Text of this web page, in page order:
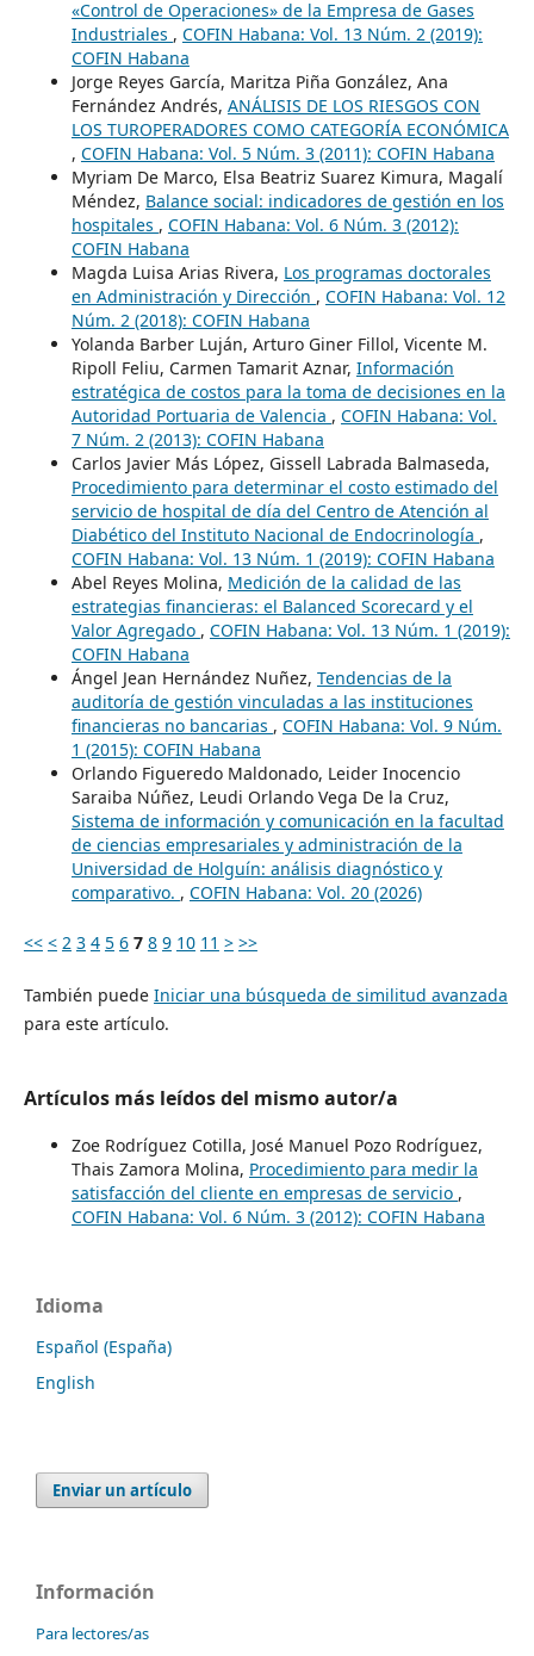
«Control de Operaciones» de la Empresa de Gases
Industriales , COFIN Habana: Vol. 13 Núm. 2 (2019):
COFIN Habana
Jorge Reyes García, Maritza Piña González, Ana
Fernández Andrés, ANÁLISIS DE LOS RIESGOS CON
LOS TUROPERADORES COMO CATEGORÍA ECONÓMICA
, COFIN Habana: Vol. 5 Núm. 3 (2011): COFIN Habana
Myriam De Marco, Elsa Beatriz Suarez Kimura, Magalí
Méndez, Balance social: indicadores de gestión en los
hospitales , COFIN Habana: Vol. 6 Núm. 3 (2012):
COFIN Habana
Magda Luisa Arias Rivera, Los programas doctorales
en Administración y Dirección , COFIN Habana: Vol. 12
Núm. 2 (2018): COFIN Habana
Yolanda Barber Luján, Arturo Giner Fillol, Vicente M.
Ripoll Feliu, Carmen Tamarit Aznar, Información
estratégica de costos para la toma de decisiones en la
Autoridad Portuaria de Valencia , COFIN Habana: Vol.
7 Núm. 2 (2013): COFIN Habana
Carlos Javier Más López, Gissell Labrada Balmaseda,
Procedimiento para determinar el costo estimado del
servicio de hospital de día del Centro de Atención al
Diabético del Instituto Nacional de Endocrinología ,
COFIN Habana: Vol. 13 Núm. 1 (2019): COFIN Habana
Abel Reyes Molina, Medición de la calidad de las
estrategias financieras: el Balanced Scorecard y el
Valor Agregado , COFIN Habana: Vol. 13 Núm. 1 (2019):
COFIN Habana
Ángel Jean Hernández Nuñez, Tendencias de la
auditoría de gestión vinculadas a las instituciones
financieras no bancarias , COFIN Habana: Vol. 9 Núm.
1 (2015): COFIN Habana
Orlando Figueredo Maldonado, Leider Inocencio
Saraiba Núñez, Leudi Orlando Vega De la Cruz,
Sistema de información y comunicación en la facultad
de ciencias empresariales y administración de la
Universidad de Holguín: análisis diagnóstico y
comparativo. , COFIN Habana: Vol. 20 (2026)
<< < 2 3 4 5 6 7 8 9 10 11 > >>
También puede Iniciar una búsqueda de similitud avanzada
para este artículo.
Artículos más leídos del mismo autor/a
Zoe Rodríguez Cotilla, José Manuel Pozo Rodríguez,
Thais Zamora Molina, Procedimiento para medir la
satisfacción del cliente en empresas de servicio ,
COFIN Habana: Vol. 6 Núm. 3 (2012): COFIN Habana
Idioma
Español (España)
English
Enviar un artículo
Información
Para lectores/as